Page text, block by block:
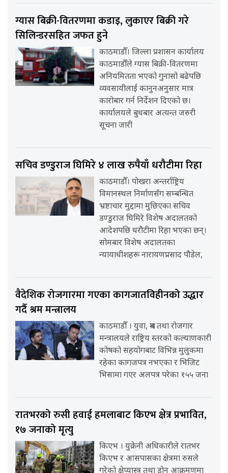
ग्यास बिक्री-वितरणमा कडाइ, लुकाएर बिक्री गरे
सिलिन्डरसहित जफत हुने
काठमाडौँ। जिल्ला प्रशासन कार्यालय
काठमाडौँले ग्यास बिक्री-वितरणमा
अनियमितता भएको गुनासो बढेपछि
व्यवसायीलाई कानुनअनुसार मात्र
कारोबार गर्न निर्देशन दिएको छ।
कार्यालयले बुधबार अत्यन्त जरुरी
सूचना जारी
सचिव डण्डुराज घिमिरे ४ लाख रुपैयाँ धरौटीमा रिहा
काठमाडौँ। पोखरा अन्तर्राष्ट्रिय
विमानस्थल निर्माणसँग सम्बन्धित
भ्रष्टाचार मुद्दामा मुछिएका सचिव
डण्डुराज घिमिरे विशेष अदालतको
आदेशपछि धरौटीमा रिहा भएका छन्।
सोमबार विशेष अदालतका
न्यायाधीशहरू नारायणप्रसाद पौडेल,
वैदेशिक रोजगारमा गएका कागजातविहीनको उद्धार
गर्दै श्रम मन्त्रालय
काठमाडौँ । युवा, श्रम तथा रोजगार
मन्त्रालयले राष्ट्रिय स्तरको कल्याणकारी
कोषको सहयोगबाट विभिन्न मुलुकमा
रहेका कागजपत्र नभएका र भिजिट
भिसामा गएर अलपत्र परेका १५५ जना
रातभरको रुसी हवाई हमलाबाट किएभ क्षेत्र प्रभावित,
१७ जनाको मृत्यु
किएभ । युक्रेनी अधिकारीले रातभर
किएभ र आसपासका क्षेत्रमा रुसले